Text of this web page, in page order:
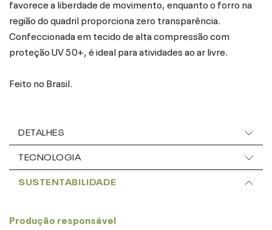
favorece a liberdade de movimento, enquanto o forro na
região do quadril proporciona zero transparência.
Confeccionada em tecido de alta compressão com
proteção UV 50+, é ideal para atividades ao ar livre.
Feito no Brasil.
DETALHES
TECNOLOGIA
SUSTENTABILIDADE
Produção responsável